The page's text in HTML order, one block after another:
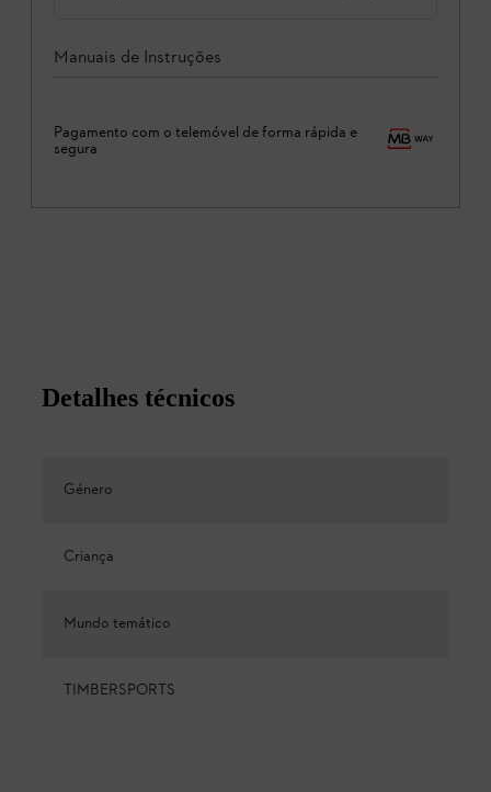
Manuais de Instruções
Pagamento com o telemóvel de forma rápida e
segura
Detalhes técnicos
Género
Criança
Mundo temático
TIMBERSPORTS